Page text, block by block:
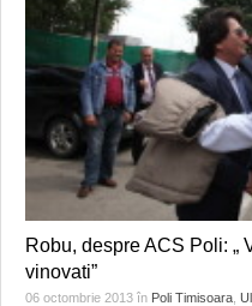
Robu, despre ACS Poli: „
vinovati”
06 octombrie 2013 în Poli Timisoara